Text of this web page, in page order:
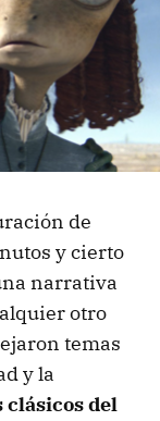
de
y cierto
narrativa
otro
temas
y la
clásicos del